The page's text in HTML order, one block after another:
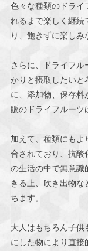
色々な種類のドライ
れるまで楽しく継続
り、飽きずに楽しみ
さらに、ドライフ
かりと摂取したいと
に、添加物、保存
販のドライフルーツ
加えて、種類にも
合されており、抗酸
の生活の中で無意識
きる上、吹き出物
ちます。
大人はもちろん子供
にした物により直